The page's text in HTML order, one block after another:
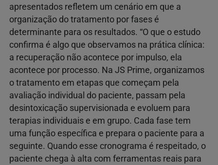
apresentados refletem um cenário em que a
organização do tratamento por fases é
determinante para os resultados. “O que o estudo
confirma é algo que observamos na prática clínica:
a recuperação não acontece por impulso, ela
acontece por processo. Na JS Prime, organizamos
o tratamento em etapas que começam pela
avaliação individual do paciente, passam pela
desintoxicação supervisionada e evoluem para
terapias individuais e em grupo. Cada fase tem
uma função específica e prepara o paciente para a
seguinte. Quando esse cronograma é respeitado, o
paciente chega à alta com ferramentas reais para